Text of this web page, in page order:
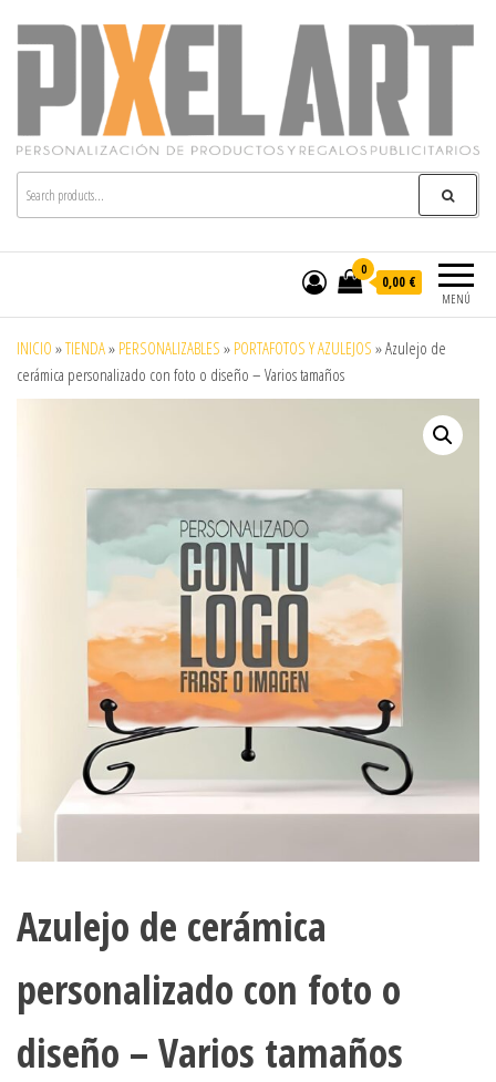
Pixelart
Especialistas en textil publicitario y regalos
personalizados en móstoles
MENÚ
0
0,00 €
INICIO »TIENDA» PERSONALIZABLES » PORTAFOTOS Y AZULEJOS »Azulejo de
cerámica personalizado con foto o diseño – Varios tamaños
Azulejo de cerámica
personalizado con foto o
diseño – Varios tamaños